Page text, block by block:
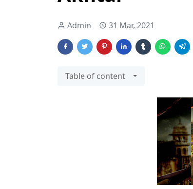
Admin 31 Mar, 2021
Table of content